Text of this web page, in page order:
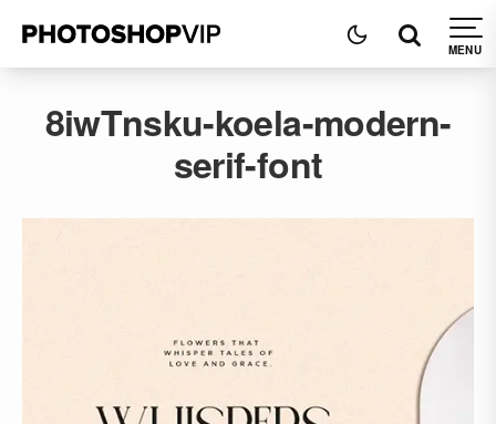
8iwTnsku-koela-modern-
serif-font